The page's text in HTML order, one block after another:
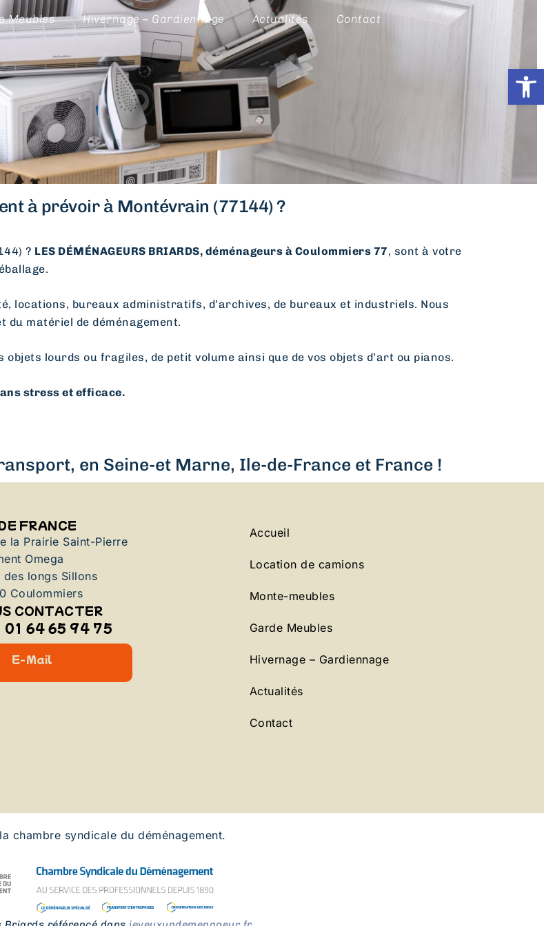
Ouvrir
Meubles Hivernage – Gardiennage Actualités Contact
à prévoir à Montévrain (77144) ?
? LES DÉMÉNAGEURS BRIARDS, déménageurs à Coulommiers 77, sont à votre
locations, bureaux administratifs, d’archives, de bureaux et industriels. Nous
du matériel de déménagement.
lourds ou fragiles, de petit volume ainsi que de vos objets d’art ou pianos.
stress et efficace.
en Seine-et Marne, Ile-de-France et France !
FRANCE
la Prairie Saint-Pierre
Omega
des longs Sillons
Coulommiers
CONTACTER
01 64 65 94 75
E-Mail
Accueil
Location de camions
Monte-meubles
Garde Meubles
Hivernage – Gardiennage
Actualités
Contact
chambre syndicale du déménagement.